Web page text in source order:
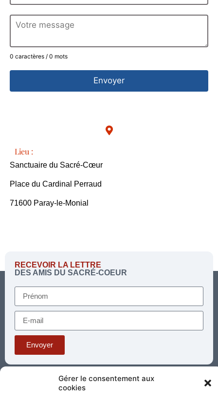
Gérer le consentement aux
cookies
0 caractères / 0 mots
Envoyer
Lieu :
Sanctuaire du Sacré-Cœur
Place du Cardinal Perraud
71600 Paray-le-Monial
RECEVOIR LA LETTRE
DES AMIS DU SACRÉ-COEUR
Envoyer
Téléphone : 03 85 81 56 00